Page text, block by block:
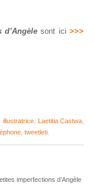
d’Angèle sont ici>>>
illustratrice, Laetitia Castwa
, tweetleti.
imperfections d’Angèle